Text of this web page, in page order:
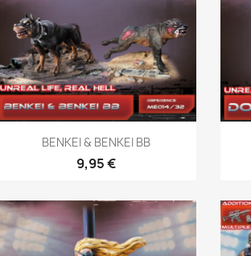
Vista rápida
BENKEI & BENKEI BB
9,95 €